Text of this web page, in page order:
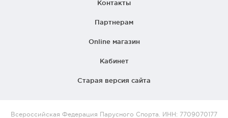
Контакты
Партнерам
Online магазин
Кабинет
Старая версия сайта
Всероссийская Федерация Парусного Спорта. ИНН: 7709070177